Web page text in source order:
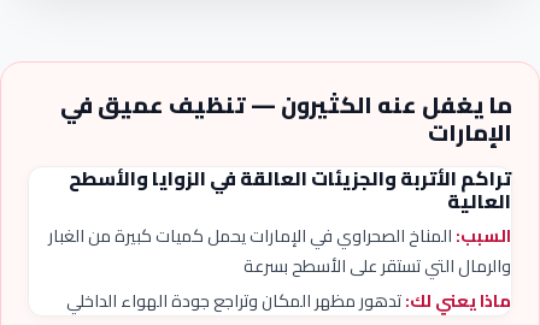
ما يغفل عنه الكثيرون — تنظيف عميق في
الإمارات
تراكم الأتربة والجزيئات العالقة في الزوايا والأسطح
العالية
السبب:المناخ الصحراوي في الإمارات يحمل كميات كبيرة من الغبار
والرمال التي تستقر على الأسطح بسرعة
ماذا يعني لك:تدهور مظهر المكان وتراجع جودة الهواء الداخلي